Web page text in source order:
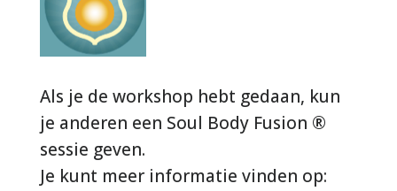
Als je de workshop hebt gedaan, kun
je anderen een Soul Body Fusion ®
sessie geven.
Je kunt meer informatie vinden op: